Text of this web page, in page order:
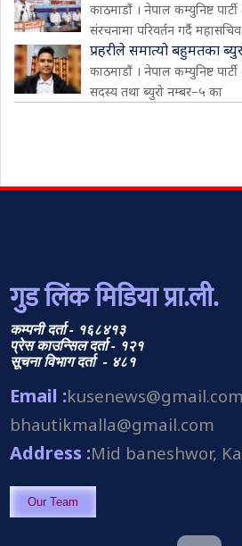
काठमाडौं । नेपाल कम्युनिष्ट
संरचनामा परिवर्तन गर्दै
प्रहरीले समात्यो बहुमतका
काठमाडौं । नेपाल कम्युनिष्ट
सदस्य तथा ब्युरो नम्बर–५ का
गुड लिंक मिडिया प्रा.ली.
कम्पनी दर्ता - १६८४१३
प्रेस काउन्सिल दर्ता - १२१
सूचना विभाग दर्ता - ४८१
Email :kusenews@gmail.com
bhautikmalla@gmail.com
Address :Mid baneshwor,
Our Team